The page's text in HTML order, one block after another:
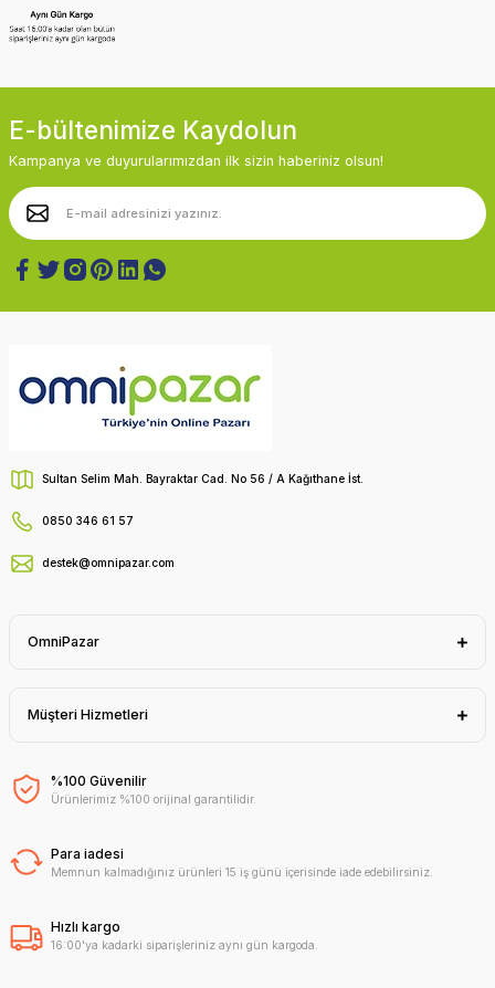
E-bültenimize Kaydolun
Kampanya ve duyurularımızdan ilk sizin haberiniz olsun!
Sultan Selim Mah. Bayraktar Cad. No 56 / A Kağıthane İst.
0850 346 61 57
destek@omnipazar.com
OmniPazar
Müşteri Hizmetleri
%100 Güvenilir
Ürünlerimiz %100 orijinal garantilidir.
Para iadesi
Memnun kalmadığınız ürünleri 15 iş günü içerisinde iade edebilirsiniz.
Hızlı kargo
16:00'ya kadarki siparişleriniz aynı gün kargoda.